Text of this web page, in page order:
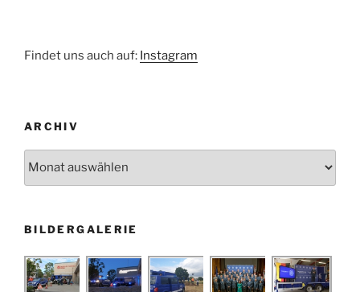
Findet uns auch auf: Instagram
ARCHIV
BILDERGALERIE